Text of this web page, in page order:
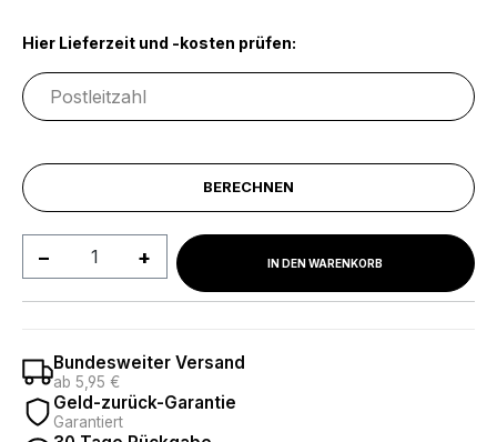
Hier Lieferzeit und -kosten prüfen:
BERECHNEN
Produkt Anzahl: Gib denIN DEN WARENKORB
Bundesweiter Versand
ab 5,95 €
Geld-zurück-Garantie
Garantiert